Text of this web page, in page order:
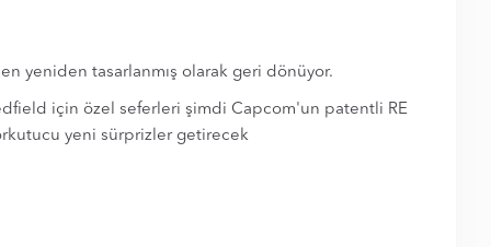
yeniden tasarlanmış olarak geri dönüyor.
için özel seferleri şimdi Capcom'un patentli RE
yeni sürprizler getirecek